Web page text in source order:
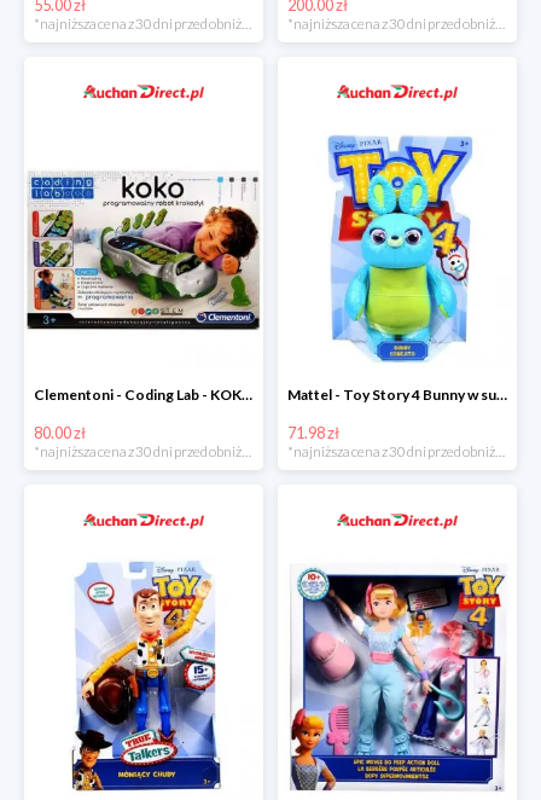
55.00 zł 200.00 zł
Clementoni - Coding Lab - KOKO programowalny robot krokodyl w super cenie
80.00 zł
*najniższa cena z 30 dni przed obniżką
Mattel - Toy Story 4 Bunny w super cenoe
71.98 zł
*najniższa cena z 30 dni przed obniżką